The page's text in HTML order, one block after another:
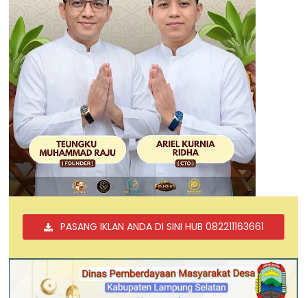
PASANG IKLAN ANDA DI SINI HUB 082211163661